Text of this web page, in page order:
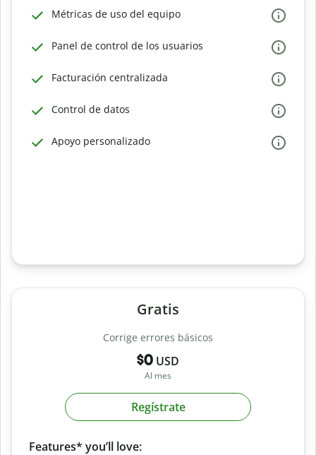
Métricas de uso del equipo
Panel de control de los usuarios
Facturación centralizada
Control de datos
Apoyo personalizado
Gratis
Corrige errores básicos
$0 USD
Al mes
Regístrate
Features* you’ll love: